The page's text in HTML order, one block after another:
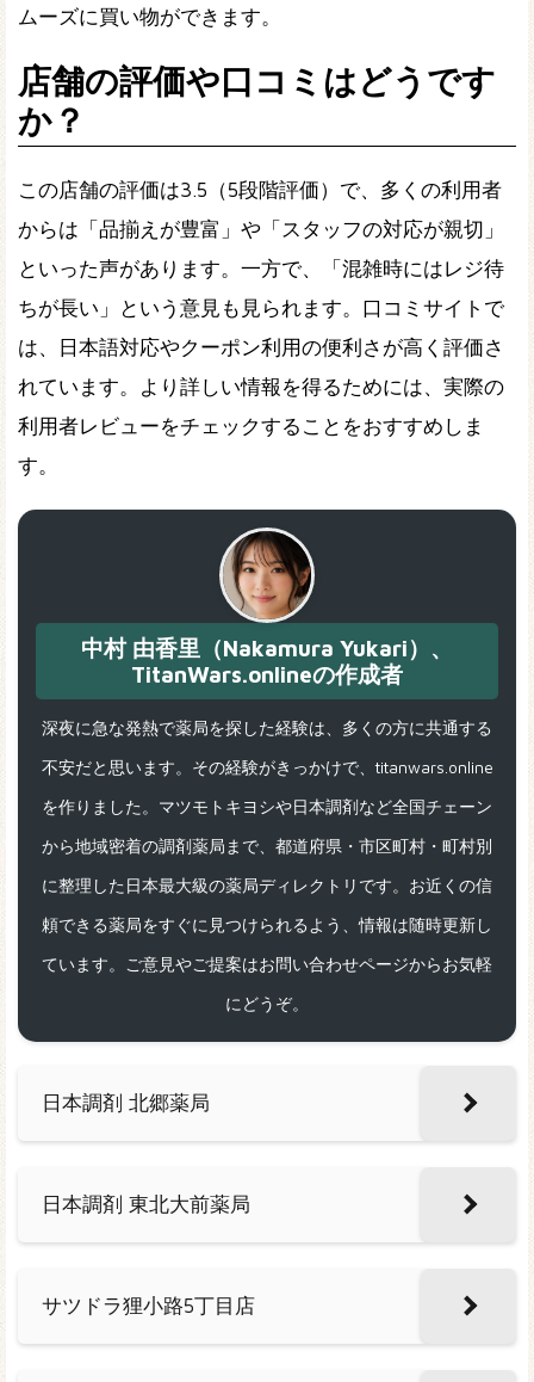
ムーズに買い物ができます。
店舗の評価や口コミはどうです
か？
この店舗の評価は3.5（5段階評価）で、多くの利用者
からは「品揃えが豊富」や「スタッフの対応が親切」
といった声があります。一方で、「混雑時にはレジ待
ちが長い」という意見も見られます。口コミサイトで
は、日本語対応やクーポン利用の便利さが高く評価さ
れています。より詳しい情報を得るためには、実際の
利用者レビューをチェックすることをおすすめしま
す。
中村 由香里（Nakamura Yukari）、
TitanWars.onlineの作成者
深夜に急な発熱で薬局を探した経験は、多くの方に共通する
不安だと思います。その経験がきっかけで、titanwars.online
を作りました。マツモトキヨシや日本調剤など全国チェーン
から地域密着の調剤薬局まで、都道府県・市区町村・町村別
に整理した日本最大級の薬局ディレクトリです。お近くの信
頼できる薬局をすぐに見つけられるよう、情報は随時更新し
ています。ご意見やご提案はお問い合わせページからお気軽
にどうぞ。
日本調剤 北郷薬局
日本調剤 東北大前薬局
サツドラ狸小路5丁目店